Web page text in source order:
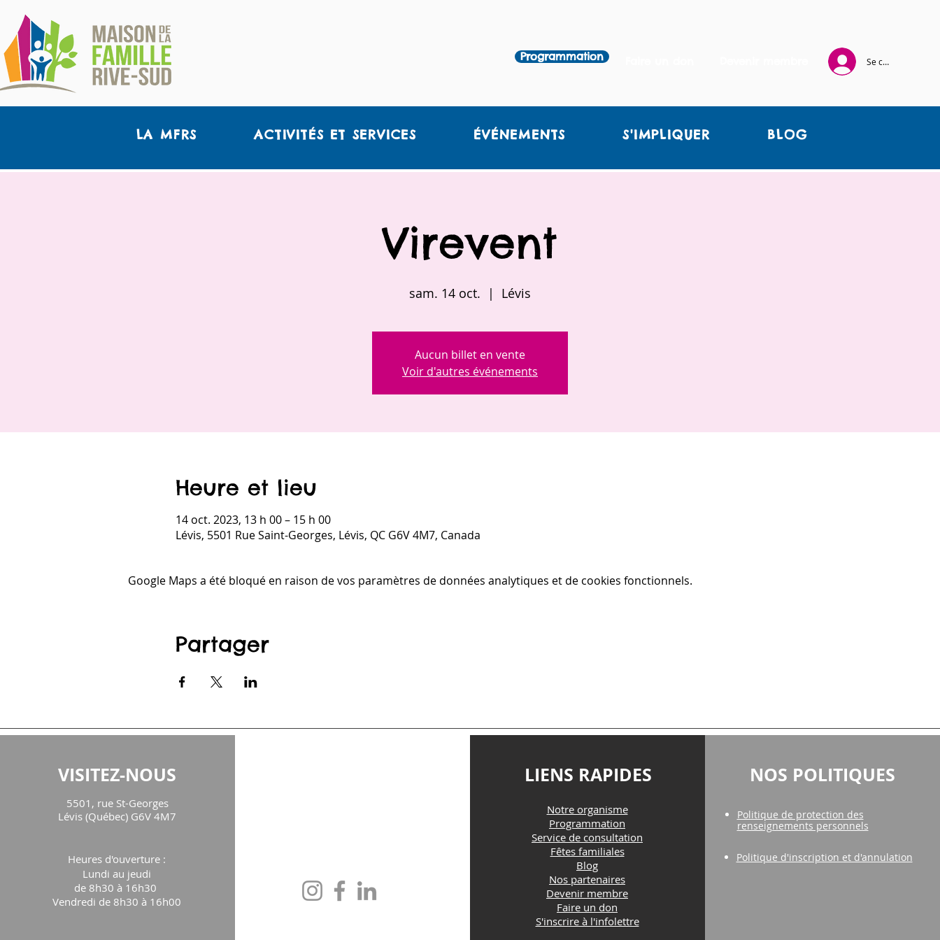
Programmation Se connecter
LA MFRS ACTIVITÉS ET SERVICES ÉVÉNEMENTS S'IMPLIQUER BLOG
Virevent
sam. 14 oct.
  |
Lévis
Aucun billet en vente
Voir d'autres événements
Heure et lieu
14 oct. 2023, 13 h 00 – 15 h 00
Lévis, 5501 Rue Saint-Georges, Lévis, QC G6V 4M7, Canada
Google Maps a été bloqué en raison de vos paramètres de données analytiques et de cookies fonctionnels.
Partager
VISITEZ-NOUS
5501, rue St-Georges
Lévis (Québec) G6V 4M7
Heures d'ouverture :
Lundi au jeudi
de 8h30 à 16h30
Vendredi de 8h30 à 16h00
LIENS RAPIDES
Notre organisme
Programmation
Service de consultation
Fêtes familiales
Blog
Nos partenaires
Devenir membre
Faire un don
S'inscrire à l'infolettre
NOS POLITIQUES
Politique de protection des
renseignements personnels
Politique d'inscription et d'annulation